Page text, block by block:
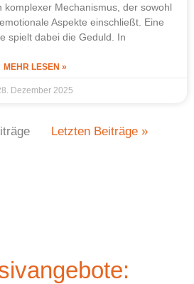
komplexer Mechanismus, der sowohl
Aspekte einschließt. Eine
spielt dabei die Geduld. In
MEHR LESEN »
Dezember 2025
Letzten Beiträge »